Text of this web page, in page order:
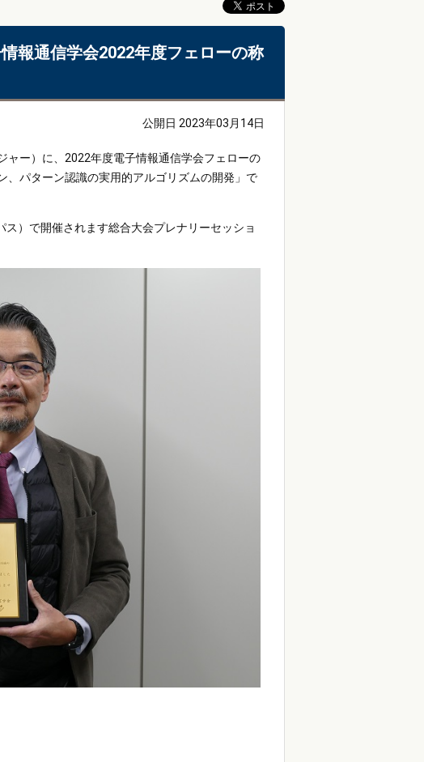
報通信学会2022年度フェローの称
公開日 2023年03月14日
ャー）に、2022年度電子情報通信学会フェローの
、パターン認識の実用的アルゴリズムの開発」で
）で開催されます総合大会プレナリーセッショ